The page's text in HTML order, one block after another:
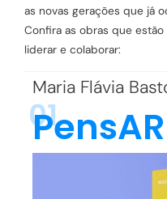
as novas gerações que já
Confira as obras que
liderar e colaborar:
01
Maria Flávia
PensAR